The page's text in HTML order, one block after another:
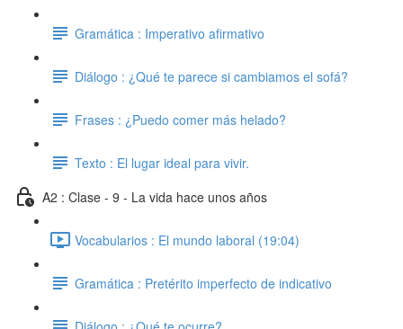
Gramática : Imperativo afirmativo
Diálogo : ¿Qué te parece si cambiamos el sofá?
Frases : ¿Puedo comer más helado?
Texto : El lugar ideal para vivir.
A2 : Clase - 9 - La vida hace unos años
Vocabularios : El mundo laboral (19:04)
Gramática : Pretérito imperfecto de indicativo